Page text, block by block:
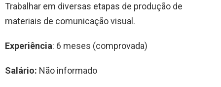
Trabalhar em diversas etapas de produção de
materiais de comunicação visual.
Experiência: 6 meses (comprovada)
Salário: Não informado